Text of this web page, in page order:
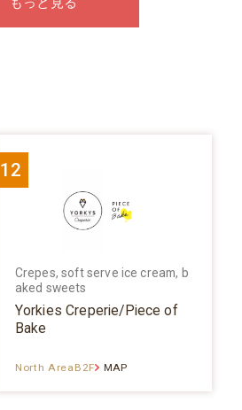
12
Crepes, soft serve ice cream, b
aked sweets
Yorkies Creperie/Piece of
Bake
North AreaB2F MAP